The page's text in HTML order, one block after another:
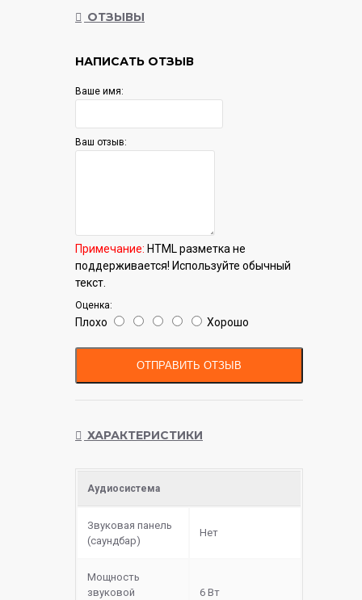
ОТЗЫВЫ
НАПИСАТЬ ОТЗЫВ
Ваше имя:
Ваш отзыв:
Примечание: HTML разметка не
поддерживается! Используйте обычный
текст.
Оценка:
Плохо Хорошо
ОТПРАВИТЬ ОТЗЫВ
ХАРАКТЕРИСТИКИ
Аудиосистема
Звуковая панель
(саундбар)
Нет
Мощность
звуковой
6 Вт